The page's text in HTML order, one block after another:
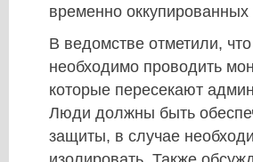
временно оккупированных
В ведомстве отметили,
необходимо проводить
которые пересекают
Люди должны быть
защиты, в случае